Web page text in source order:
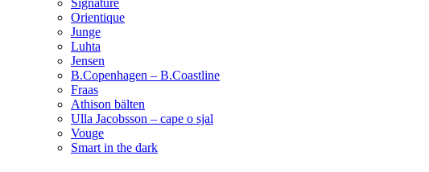
Signature
Orientique
Junge
Luhta
Jensen
B.Copenhagen – B.Coastline
Fraas
Athison bälten
Ulla Jacobsson – cape o sjal
Vouge
Smart in the dark